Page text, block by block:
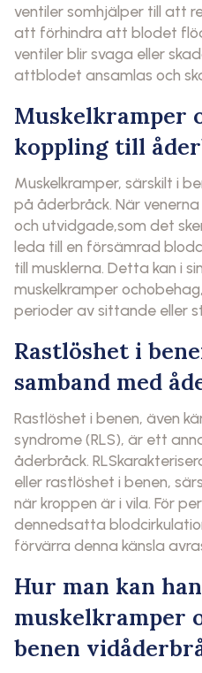
ventiler somhjälper till att
att förhindra att blodet
ventiler blir svaga eller
attblodet ansamlas och
Muskelkramper
koppling till
Muskelkramper, särskilt i
på åderbråck. När
och utvidgade,som det
leda till en försämrad
till musklerna. Detta kan i
muskelkramper
perioder av sittande eller
Rastlöshet i
samband med
Rastlöshet i benen, även
syndrome (RLS), är ett
åderbråck.
eller rastlöshet i benen,
när kroppen är i vila. För
dennedsatta
förvärra denna känsla
Hur man kan
muskelkramper
benen